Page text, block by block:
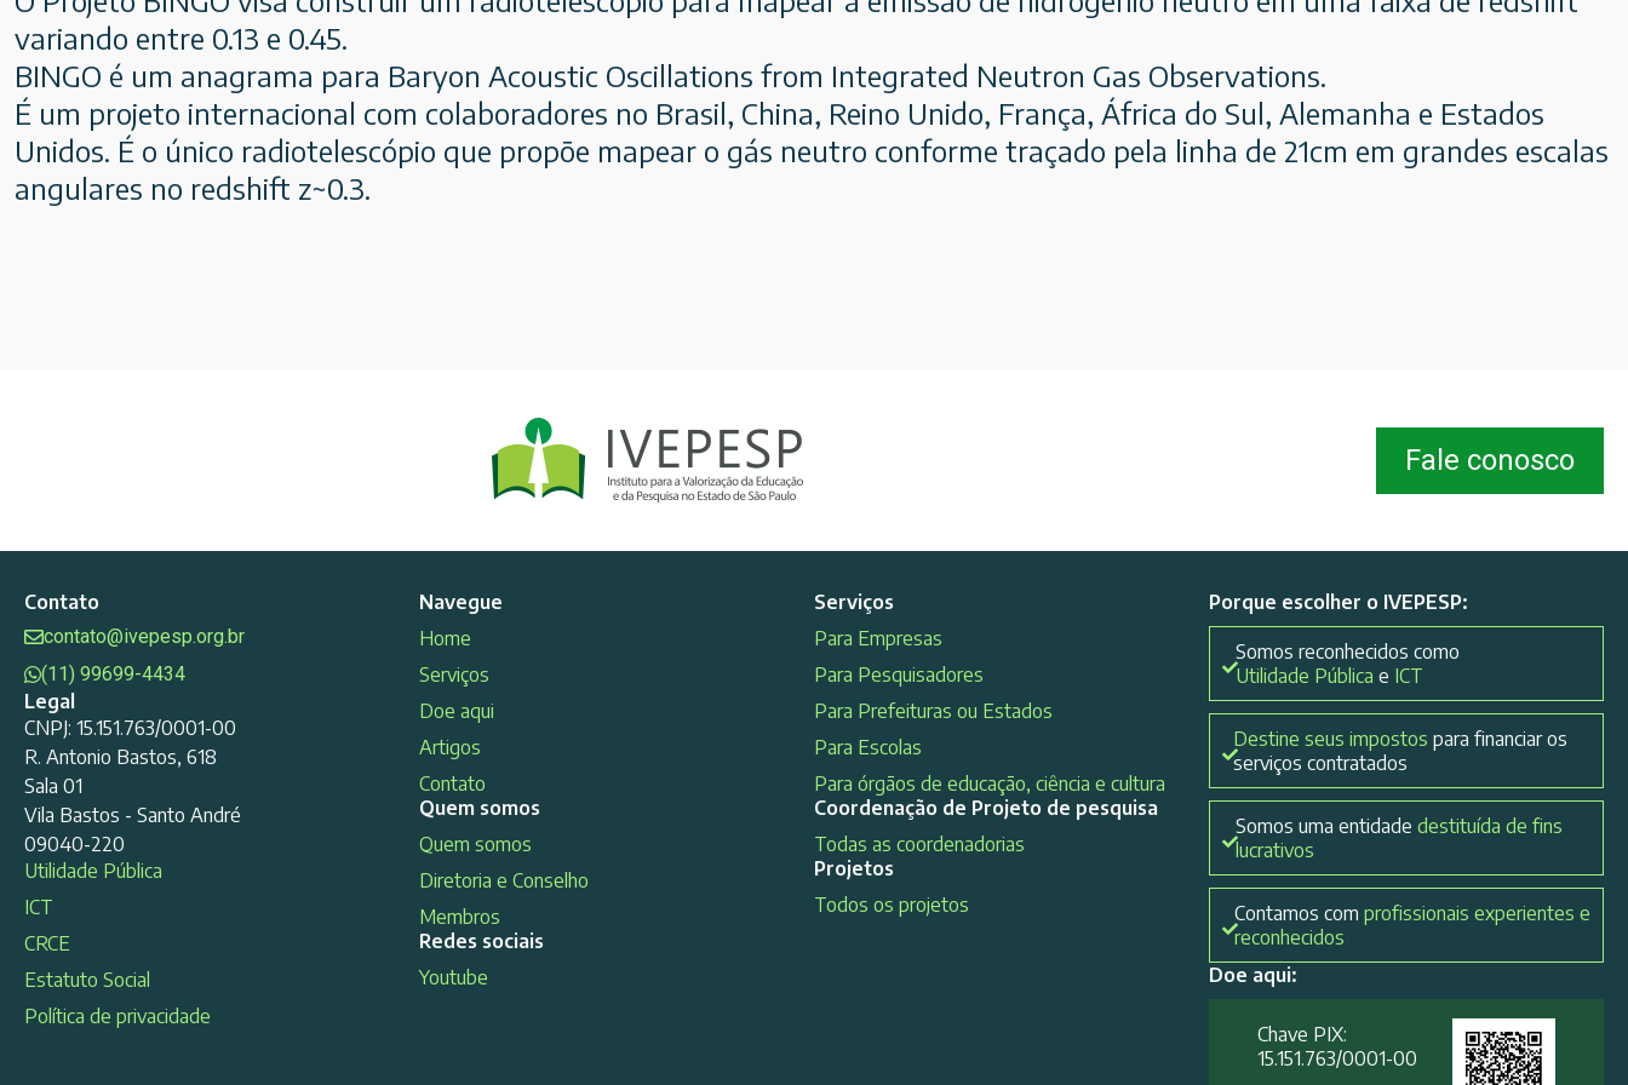
variando entre 0.13 e 0.45.
BINGO é um anagrama para Baryon Acoustic Oscillations from Integrated Neutron Gas Observations.
É um projeto internacional com colaboradores no Brasil, China, Reino Unido, França, África do Sul, Alemanha e Estados
Unidos. É o único radiotelescópio que propõe mapear o gás neutro conforme traçado pela linha de 21cm em grandes escalas
angulares no redshift z~0.3.
Fale conosco
Contato
contato@ivepesp.org.br
(11) 99699-4434
Legal
CNPJ: 15.151.763/0001-00
R. Antonio Bastos, 618
Sala 01
Vila Bastos - Santo André
09040-220
Utilidade Pública
ICT
CRCE
Estatuto Social
Política de privacidade
Navegue
Home
Serviços
Doe aqui
Artigos
Contato
Quem somos
Quem somos
Diretoria e Conselho
Membros
Redes sociais
Youtube
Serviços
Para Empresas
Para Pesquisadores
Para Prefeituras ou Estados
Para Escolas
Para órgãos de educação, ciência e cultura
Coordenação de Projeto de pesquisa
Todas as coordenadorias
Projetos
Todos os projetos
Porque escolher o IVEPESP:
Somos reconhecidos como
Utilidade Pública e ICT
Destine seus impostos para financiar os
serviços contratados
Somos uma entidadedestituída de fins
lucrativos
Contamos com profissionais experientes e
reconhecidos
Doe aqui:
Chave PIX:
15.151.763/0001-00​